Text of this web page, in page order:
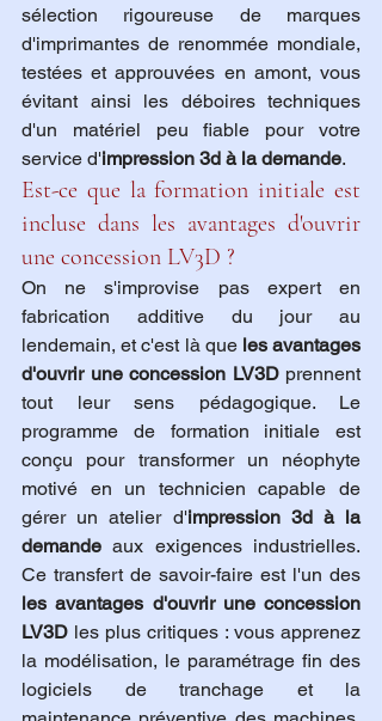
sélection rigoureuse de marques
d'imprimantes de renommée mondiale,
testées et approuvées en amont, vous
évitant ainsi les déboires techniques
d'un matériel peu fiable pour votre
service d'impression 3d à la demande.
Est-ce que la formation initiale est
incluse dans les avantages d'ouvrir
une concession LV3D ?
On ne s'improvise pas expert en
fabrication additive du jour au
lendemain, et c'est là que les avantages
d'ouvrir une concession LV3D prennent
tout leur sens pédagogique. Le
programme de formation initiale est
conçu pour transformer un néophyte
motivé en un technicien capable de
gérer un atelier d'impression 3d à la
demande aux exigences industrielles.
les avantages d'ouvrir une concession
LV3D les plus critiques : vous apprenez
la modélisation, le paramétrage fin des
logiciels de tranchage et la